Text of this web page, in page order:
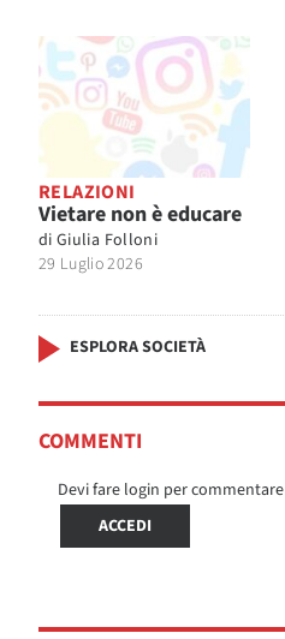
RELAZIONI
Vietare non è educare
di Giulia Folloni
29 Luglio 2026
ESPLORA SOCIETÀ
COMMENTI
Devi fare login per commentare
ACCEDI